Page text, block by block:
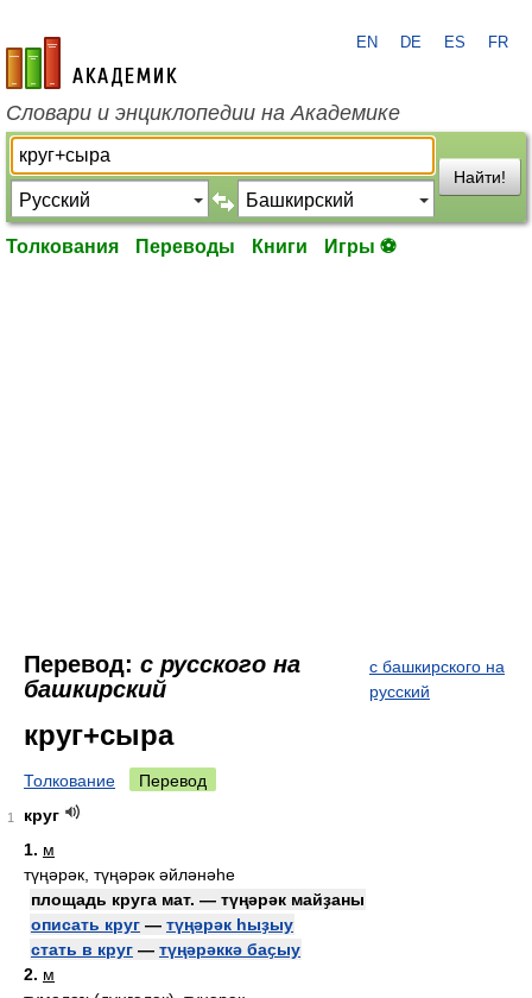
academic.ru
EN DE ES FR
Словари и энциклопедии на Академике
Найти!
Толкования Переводы Книги Игры ⚽
Перевод: с русского на
башкирский
с башкирского на
русский
круг+сыра
Толкование Перевод
1
круг
1. м
түңәрәк, түңәрәк әйләнәһе
площадь круга мат. — түңәрәк майҙаны
описать круг — түңәрәк һыҙыу
стать в круг — түңәрәккә баҫыу
2. м